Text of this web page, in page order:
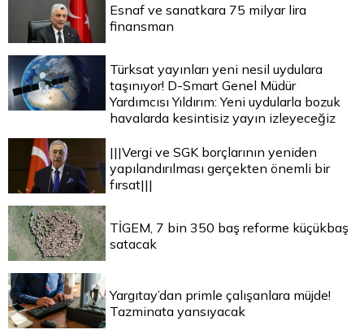
Esnaf ve sanatkara 75 milyar lira
finansman
Türksat yayınları yeni nesil uydulara
taşınıyor! D-Smart Genel Müdür
Yardımcısı Yıldırım: Yeni uydularla bozuk
havalarda kesintisiz yayın izleyeceğiz
|||Vergi ve SGK borçlarının yeniden
yapılandırılması gerçekten önemli bir
fırsat|||
TİGEM, 7 bin 350 baş reforme küçükbaş
satacak
Yargıtay’dan primle çalışanlara müjde!
Tazminata yansıyacak